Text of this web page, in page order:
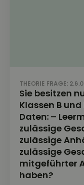
THEORIE FRAGE:
Sie besitzen
Klassen B
Daten: –
zulässige
zulässige
zulässige
mitgeführter
haben?